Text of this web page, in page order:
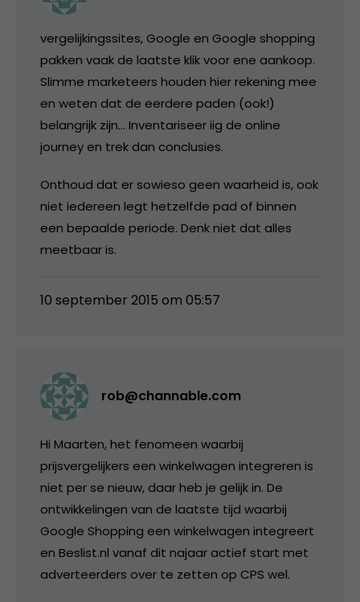
vergelijkingssites, Google en Google shopping
pakken vaak de laatste klik voor ene aankoop.
Slimme marketeers houden hier rekening mee
en weten dat de eerdere paden (ook!)
belangrijk zijn… Inventariseer iig de online
journey en trek dan conclusies.
Onthoud dat er sowieso geen waarheid is, ook
niet iedereen legt hetzelfde pad of binnen
een bepaalde periode. Denk niet dat alles
meetbaar is.
10 september 2015 om 05:57
rob@channable.com
Hi Maarten, het fenomeen waarbij
prijsvergelijkers een winkelwagen integreren is
niet per se nieuw, daar heb je gelijk in. De
ontwikkelingen van de laatste tijd waarbij
Google Shopping een winkelwagen integreert
en Beslist.nl vanaf dit najaar actief start met
adverteerders over te zetten op CPS wel.